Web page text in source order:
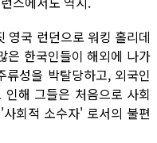
영국 런던으로 워킹 홀리데
은 한국인들이 해외에 나가
성을 박탈당하고, 외국인
해 그들은 처음으로 사회
회적 소수자' 로서의 불편